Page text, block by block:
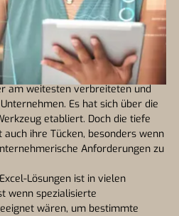
am weitesten verbreiteten und
Es hat sich über die
etabliert. Doch die tiefe
ihre Tücken, besonders wenn
Anforderungen zu
Lösungen ist in vielen
wenn spezialisierte
wären, um bestimmte